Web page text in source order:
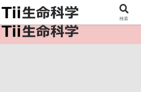
・生命・生物の情報インフラ。
検索